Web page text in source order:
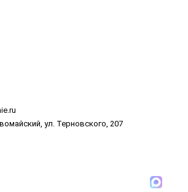
ул. Терновского, 207